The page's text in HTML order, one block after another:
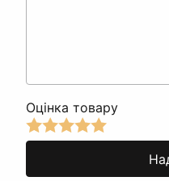
Оцінка товару